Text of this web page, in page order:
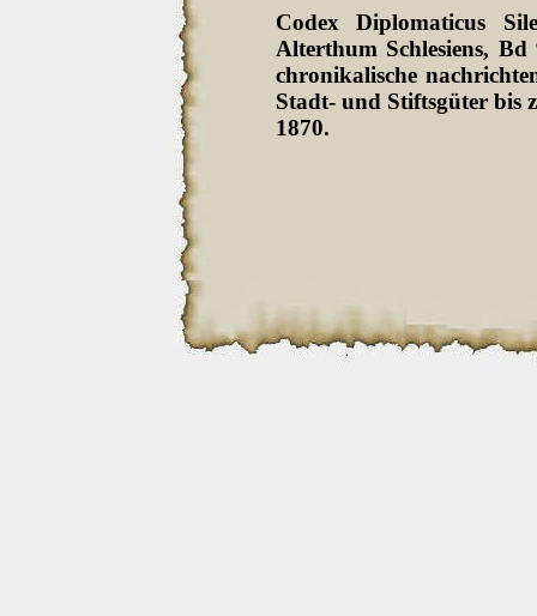
Codex Diplomaticus
Alterthum Schlesiens,
chronikalische
Stadt- und Stiftsgüter bis
1870.